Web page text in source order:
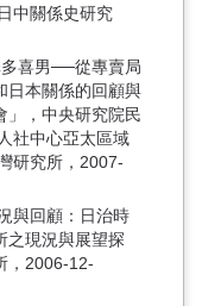
中關係史研究
喜男──從專賣局
日本關係的回顧與
」，中央研究院民
社中心亞太區域
研究所，2007-
與回顧：日治時
之現況與展望探
，2006-12-